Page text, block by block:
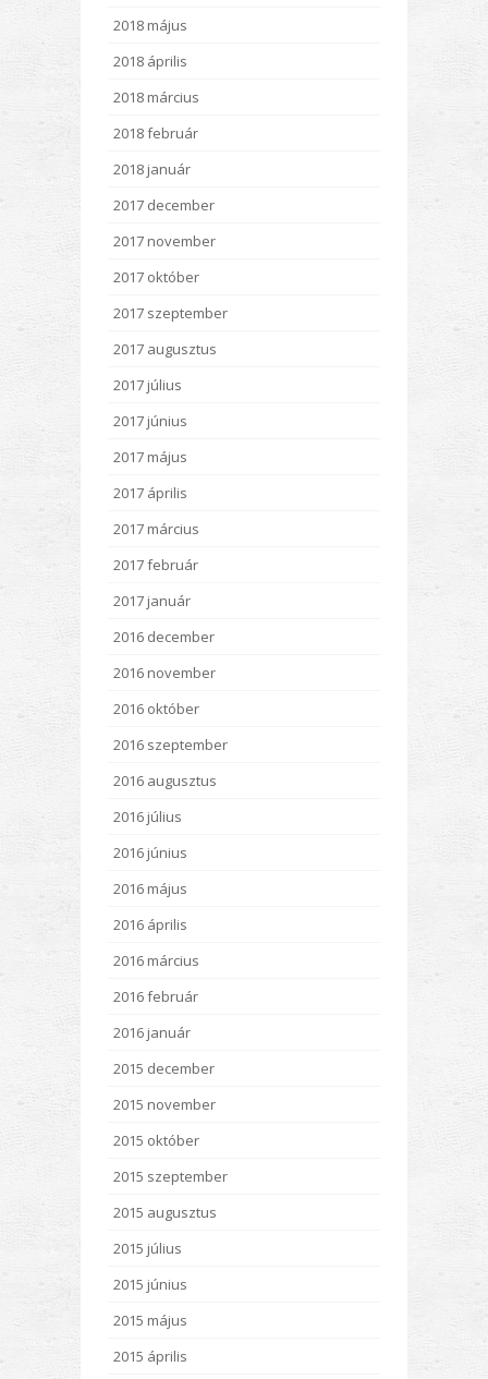
2018 május
2018 április
2018 március
2018 február
2018 január
2017 december
2017 november
2017 október
2017 szeptember
2017 augusztus
2017 július
2017 június
2017 május
2017 április
2017 március
2017 február
2017 január
2016 december
2016 november
2016 október
2016 szeptember
2016 augusztus
2016 július
2016 június
2016 május
2016 április
2016 március
2016 február
2016 január
2015 december
2015 november
2015 október
2015 szeptember
2015 augusztus
2015 július
2015 június
2015 május
2015 április